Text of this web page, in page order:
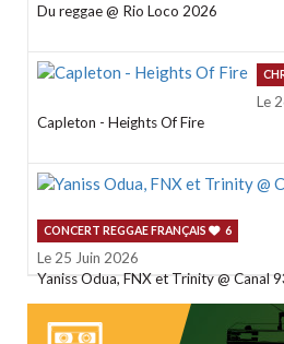
Du reggae @ Rio Loco 2026
Le
Capleton - Heights Of Fire
CONCERT REGGAE FRANÇAIS 6
Le 25 Juin 2026
Yaniss Odua, FNX et Trinity @ Canal